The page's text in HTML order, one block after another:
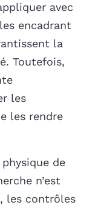
avec
encadrant
la
Toutefois,
les
les rendre
de
n’est
les contrôles